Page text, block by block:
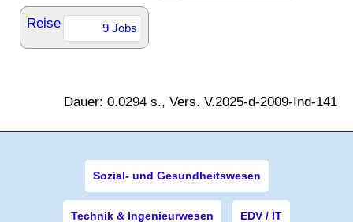
Reise 9 Jobs
Dauer: 0.0294 s., Vers. V.2025-d-2009-Ind-141
Sozial- und Gesundheitswesen
Technik & Ingenieurwesen EDV / IT